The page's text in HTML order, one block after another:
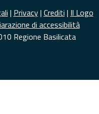
| Privacy| Crediti | Il Logo
di accessibilità
Regione Basilicata